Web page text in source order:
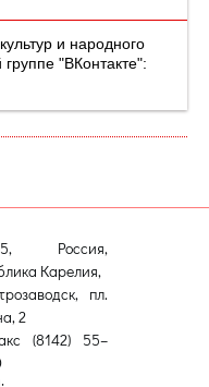
и народного
"ВКонтакте":
Россия,
Карелия,
пл.
2
(8142) 55–